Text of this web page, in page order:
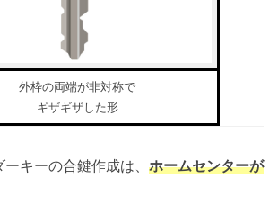
外枠の両端が非対称で
ギザギザした形
キーの合鍵作成は、 ホームセンターが